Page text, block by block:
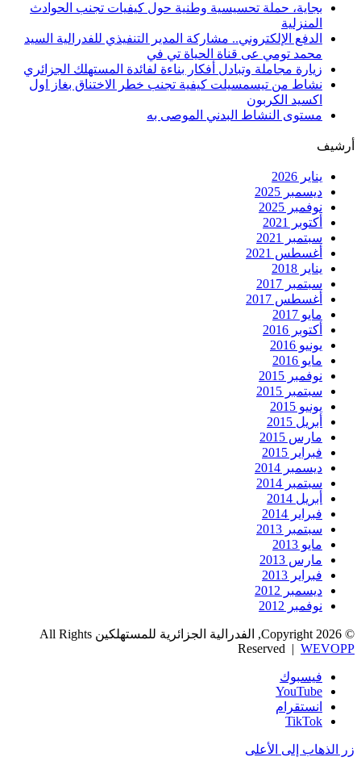
بجاية، حملة تحسيسية وطنية حول كيفيات تجنب الحوادث
المنزلية
الدفع الإلكتروني.. مشاركة المدير التنفيذي للفدرالية السيد
محمد تومي عى قناة الحياة تي في
زيارة مجاملة وتبادل أفكار بناءة لفائدة المستهلك الجزائري
نشاط من تيسمسيلت كيفية تجنب خطر الاختناق بغاز اول
اكسيد الكربون
مستوى النشاط البدني الموصى به
أرشيف
يناير 2026
ديسمبر 2025
نوفمبر 2025
أكتوبر 2021
سبتمبر 2021
أغسطس 2021
يناير 2018
سبتمبر 2017
أغسطس 2017
مايو 2017
أكتوبر 2016
يونيو 2016
مايو 2016
نوفمبر 2015
سبتمبر 2015
يونيو 2015
أبريل 2015
مارس 2015
فبراير 2015
ديسمبر 2014
سبتمبر 2014
أبريل 2014
فبراير 2014
سبتمبر 2013
مايو 2013
مارس 2013
فبراير 2013
ديسمبر 2012
نوفمبر 2012
© Copyright 2026, الفدرالية الجزائرية للمستهلكين All Rights
Reserved | WEVOPP
فيسبوك
‫YouTube
انستقرام
‫TikTok
زر الذهاب إلى الأعلى